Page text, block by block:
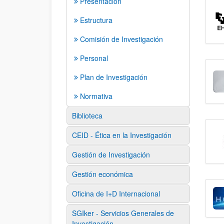
Estructura
Comisión de Investigación
Personal
Plan de Investigación
Normativa
Biblioteca
CEID - Ética en la Investigación
Gestión de Investigación
Gestión económica
Oficina de I+D Internacional
SGIker - Servicios Generales de